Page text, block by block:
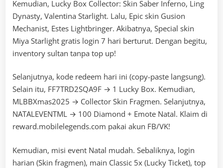
Kemudian, Lucky Box Collector: Skin Saber Inferno, Ling
Dynasty, Valentina Starlight. Lalu, Epic skin Gusion
Mechanist, Estes Lightbringer. Akibatnya, Special skin
Miya Starlight gratis login 7 hari berturut. Dengan begitu,
inventory sultan tanpa top up!
Selanjutnya, kode redeem hari ini (copy-paste langsung).
Selain itu, FF7TRD2SQA9F → 1 Lucky Box. Kemudian,
MLBBXmas2025 → Collector Skin Fragmen. Selanjutnya,
NATALEVENTML → 100 Diamond + Emote Natal. Klaim di
reward.mobilelegends.com pakai akun FB/VK!
Kemudian, misi event Natal mudah. Sebaliknya, login
harian (Skin fragmen), main Classic 5x (Lucky Ticket), top